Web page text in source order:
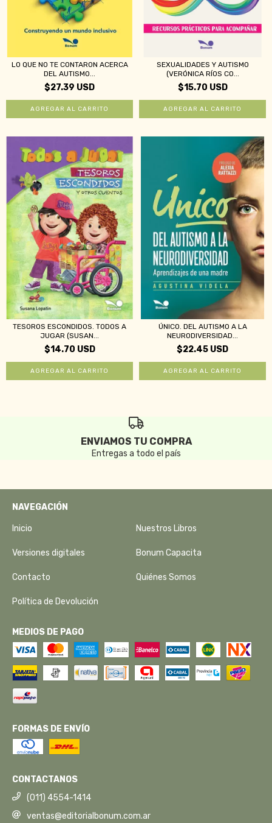
LO QUE NO TE CONTARON ACERCA
DEL AUTISMO...
$27.39 USD
SEXUALIDADES Y AUTISMO
(VERÓNICA RÍOS CO...
$15.70 USD
TESOROS ESCONDIDOS. TODOS A
JUGAR (SUSAN...
$14.70 USD
ÚNICO. DEL AUTISMO A LA
NEURODIVERSIDAD...
$22.45 USD
ENVIAMOS TU COMPRA
Entregas a todo el país
NAVEGACIÓN
Inicio Nuestros Libros
Versiones digitales Bonum Capacita
Contacto Quiénes Somos
Política de Devolución
MEDIOS DE PAGO
FORMAS DE ENVÍO
CONTACTANOS
(011) 4554-1414
ventas@editorialbonum.com.ar